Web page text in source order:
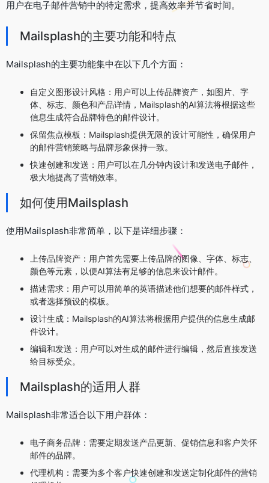
用户在电子邮件营销中的特定需求，提高效率并节省时间。
Mailsplash的主要功能和特点
Mailsplash的主要功能集中在以下几个方面：
自定义图形设计风格：用户可以上传品牌资产，如图片、字
体、标志、颜色和产品详情，Mailsplash的AI算法将根据这些
信息生成符合品牌特色的邮件设计。
保留焦点模板：Mailsplash提供无限的设计可能性，确保用户
的邮件营销策略与品牌形象保持一致。
快速创建和发送：用户可以在几分钟内设计和发送电子邮件，
极大地提高了营销效率。
如何使用Mailsplash
使用Mailsplash非常简单，以下是详细步骤：
上传品牌资产：用户首先需要上传品牌的图像、字体、标志、
颜色等元素，以便AI算法有足够的信息来设计邮件。
描述需求：用户可以用简单的英语描述他们想要的邮件样式，
或者选择预设的模板。
设计生成：Mailsplash的AI算法将根据用户提供的信息生成邮
件设计。
编辑和发送：用户可以对生成的邮件进行编辑，然后直接发送
给目标受众。
Mailsplash的适用人群
Mailsplash非常适合以下用户群体：
电子商务品牌：需要定期发送产品更新、促销信息和客户关怀
邮件的品牌。
代理机构：需要为多个客户快速创建和发送定制化邮件的营销